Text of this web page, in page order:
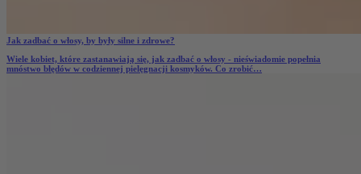
Jak zadbać o włosy, by były silne i zdrowe?
Wiele kobiet, które zastanawiają się, jak zadbać o włosy - nieświadomie popełnia
mnóstwo błędów w codziennej pielęgnacji kosmyków. Co zrobić…